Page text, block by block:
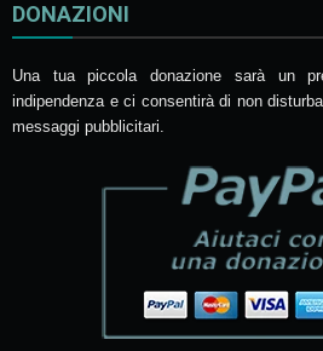
DONAZIONI
Una tua piccola donazione sarà un
indipendenza e ci consentirà di non
messaggi pubblicitari.